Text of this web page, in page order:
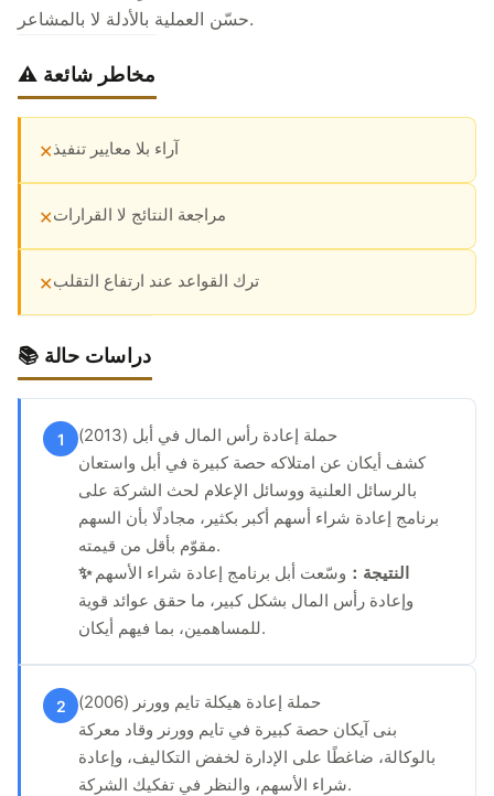
حسّن العملية بالأدلة لا بالمشاعر.
⚠️ مخاطر شائعة
✕آراء بلا معايير تنفيذ
✕مراجعة النتائج لا القرارات
✕ترك القواعد عند ارتفاع التقلب
📚 دراسات حالة
1
حملة إعادة رأس المال في أبل (2013)
كشف أيكان عن امتلاكه حصة كبيرة في أبل واستعان
بالرسائل العلنية ووسائل الإعلام لحث الشركة على
برنامج إعادة شراء أسهم أكبر بكثير، مجادلًا بأن السهم
مقوّم بأقل من قيمته.
✨ النتيجة： وسّعت أبل برنامج إعادة شراء الأسهم
وإعادة رأس المال بشكل كبير، ما حقق عوائد قوية
للمساهمين، بما فيهم أيكان.
2
حملة إعادة هيكلة تايم وورنر (2006)
بنى آيكان حصة كبيرة في تايم وورنر وقاد معركة
بالوكالة، ضاغطًا على الإدارة لخفض التكاليف، وإعادة
شراء الأسهم، والنظر في تفكيك الشركة.